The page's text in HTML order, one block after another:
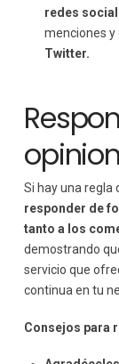
redes
menciones
Twitter.
Si hay una regla
responder de
tanto a los
demostrando
servicio que
continua en tu
Consejos para